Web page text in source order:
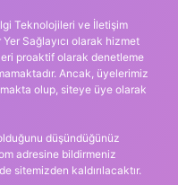
Teknolojileri ve İletişim
Sağlayıcı olarak hizmet
proaktif olarak denetleme
Ancak, üyelerimiz
olup, siteye üye olarak
düşündüğünüz
adresine bildirmeniz
sitemizden kaldırılacaktır.